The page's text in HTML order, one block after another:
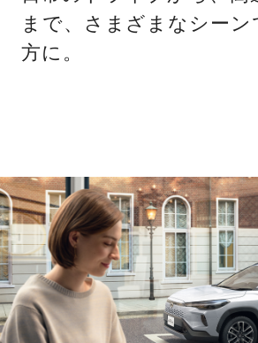
まで、さまざまなシーン
方に。